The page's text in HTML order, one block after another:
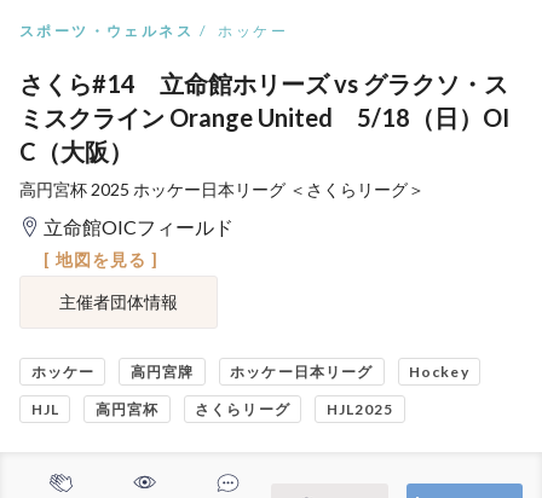
スポーツ・ウェルネス ホッケー
さくら#14 立命館ホリーズ vs グラクソ・ス
ミスクライン Orange United 5/18（日）OI
C（大阪）
高円宮杯 2025 ホッケー日本リーグ ＜さくらリーグ＞
立命館OICフィールド
[ 地図を見る ]
主催者団体情報
ホッケー 高円宮牌 ホッケー日本リーグ Hockey
HJL 高円宮杯 さくらリーグ HJL2025